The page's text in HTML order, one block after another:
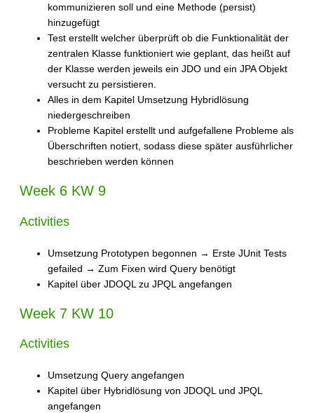
kommunizieren soll und eine Methode (persist)
hinzugefügt
Test erstellt welcher überprüft ob die Funktionalität der
zentralen Klasse funktioniert wie geplant, das heißt auf
der Klasse werden jeweils ein JDO und ein JPA Objekt
versucht zu persistieren.
Alles in dem Kapitel Umsetzung Hybridlösung
niedergeschreiben
Probleme Kapitel erstellt und aufgefallene Probleme als
Überschriften notiert, sodass diese später ausführlicher
beschrieben werden können
Week 6 KW 9
Activities
Umsetzung Prototypen begonnen → Erste JUnit Tests
gefailed → Zum Fixen wird Query benötigt
Kapitel über JDOQL zu JPQL angefangen
Week 7 KW 10
Activities
Umsetzung Query angefangen
Kapitel über Hybridlösung von JDOQL und JPQL
angefangen